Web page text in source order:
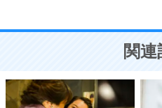
ことが大切。
関